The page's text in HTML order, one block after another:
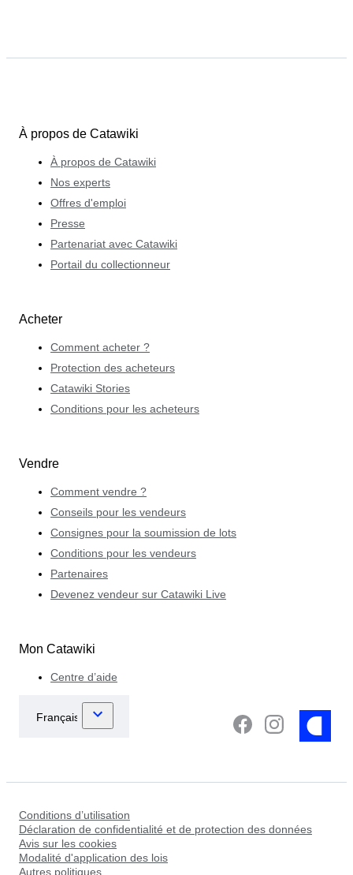
À propos de Catawiki
À propos de Catawiki
Nos experts
Offres d'emploi
Presse
Partenariat avec Catawiki
Portail du collectionneur
Acheter
Comment acheter ?
Protection des acheteurs
Catawiki Stories
Conditions pour les acheteurs
Vendre
Comment vendre ?
Conseils pour les vendeurs
Consignes pour la soumission de lots
Conditions pour les vendeurs
Partenaires
Devenez vendeur sur Catawiki Live
Mon Catawiki
Centre d’aide
Conditions d’utilisation
Déclaration de confidentialité et de protection des données
Avis sur les cookies
Modalité d'application des lois
Autres politiques